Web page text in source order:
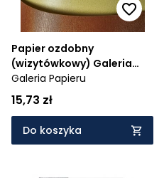
Papier ozdobny
(wizytówkowy) Galeria
Papieru Millenium A4 -
kremowy 220 g (200702)
Galeria Papieru
15,73 zł
Do koszyka